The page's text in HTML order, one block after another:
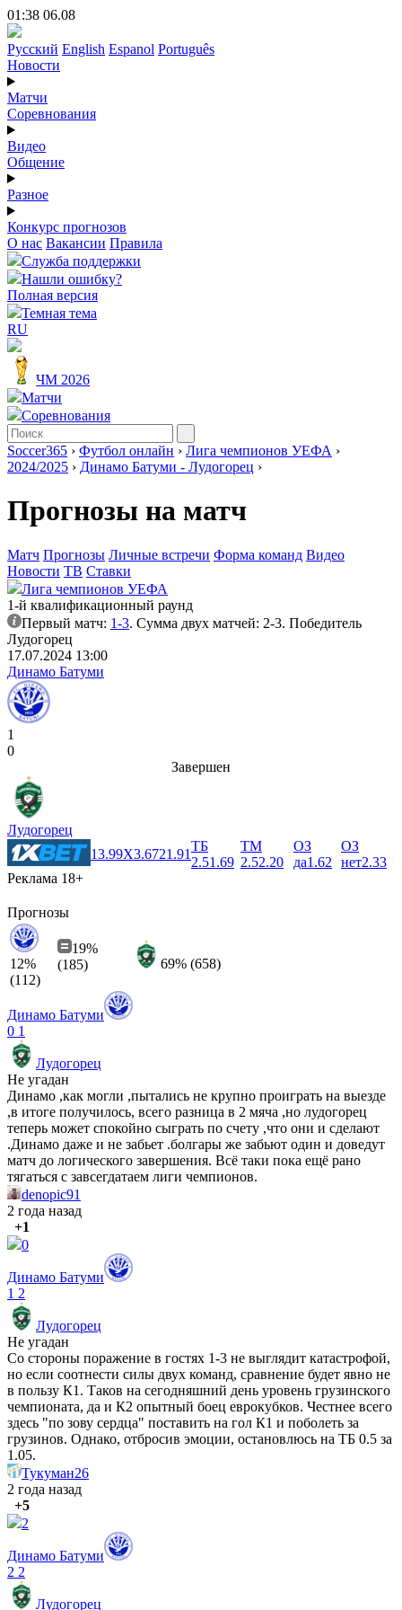
01:38 06.08
Русский English Espanol Português
Новости
Матчи
Соревнования
Видео
Общение
Разное
Конкурс прогнозов
О нас Вакансии Правила
Служба поддержки
Нашли ошибку?
Полная версия
Темная тема
RU
ЧМ 2026
Матчи
Соревнования
Soccer365 › Футбол онлайн › Лига чемпионов УЕФА ›
2024/2025 › Динамо Батуми - Лудогорец ›
Прогнозы на матч
Матч Прогнозы Личные встречи Форма команд Видео
Новости ТВ Ставки
Лига чемпионов УЕФА
1-й квалификационный раунд
Первый матч: 1-3. Сумма двух матчей: 2-3. Победитель
Лудогорец
17.07.2024 13:00
Динамо Батуми
1
0
Завершен
Лудогорец
13.99X3.6721.91
ТБ
2.51.69
ТМ
2.52.20
ОЗ
да1.62
ОЗ
нет2.33
Реклама 18+
Прогнозы
12%
(112)
19%
(185)
69% (658)
Динамо Батуми
0 1
Лудогорец
Не угадан
Динамо ,как могли ,пытались не крупно проиграть на выезде
,в итоге получилось, всего разница в 2 мяча ,но лудогорец
теперь может спокойно сыграть по счету ,что они и сделают
.Динамо даже и не забьет .болгары же забьют один и доведут
матч до логического завершения. Всё таки пока ещё рано
тягаться с завсегдатаем лиги чемпионов.
denopic91
2 года назад
+1
0
Динамо Батуми
1 2
Лудогорец
Не угадан
Со стороны поражение в гостях 1-3 не выглядит катастрофой,
но если соотнести силы двух команд, сравнение будет явно не
в пользу К1. Таков на сегодняшний день уровень грузинского
чемпионата, да и К2 опытный боец еврокубков. Честнее всего
здесь "по зову сердца" поставить на гол К1 и поболеть за
грузинов. Однако, отбросив эмоции, остановлюсь на ТБ 0.5 за
1.05.
Тукуман26
2 года назад
+5
2
Динамо Батуми
2 2
Лудогорец